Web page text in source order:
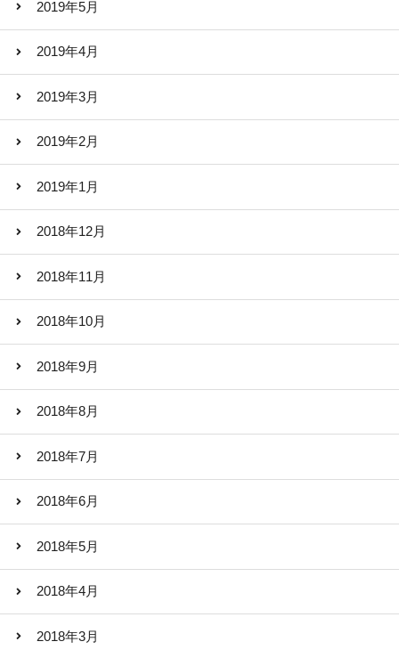
2019年5月
2019年4月
2019年3月
2019年2月
2019年1月
2018年12月
2018年11月
2018年10月
2018年9月
2018年8月
2018年7月
2018年6月
2018年5月
2018年4月
2018年3月